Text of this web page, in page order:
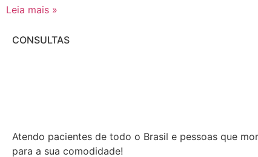
Leia mais »
CONSULTAS
Atendo pacientes de todo o Brasil e pessoas que
para a sua comodidade!